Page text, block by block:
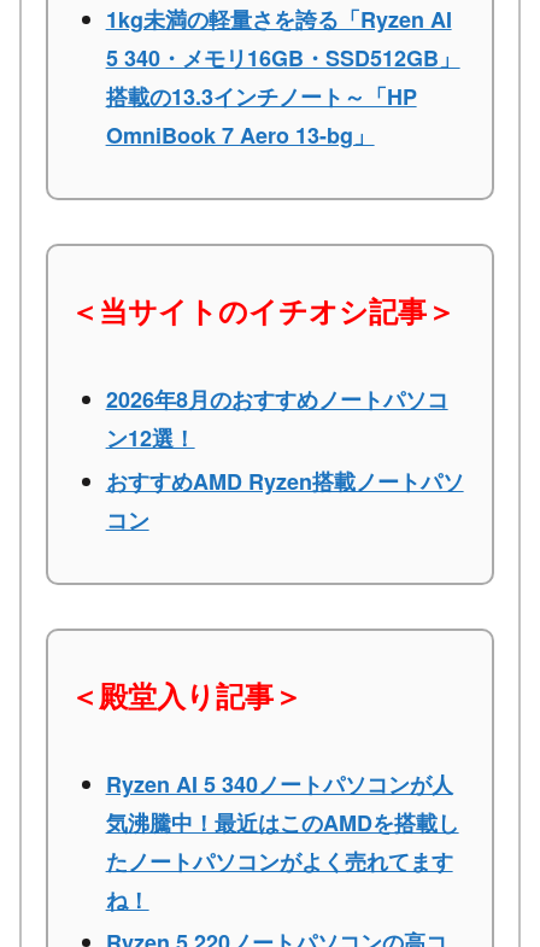
1kg未満の軽量さを誇る「Ryzen AI
5 340・メモリ16GB・SSD512GB」
搭載の13.3インチノート～「HP
OmniBook 7 Aero 13-bg」
＜当サイトのイチオシ記事＞
2026年8月のおすすめノートパソコ
ン12選！
おすすめAMD Ryzen搭載ノートパソ
コン
＜殿堂入り記事＞
Ryzen AI 5 340ノートパソコンが人
気沸騰中！最近はこのAMDを搭載し
たノートパソコンがよく売れてます
ね！